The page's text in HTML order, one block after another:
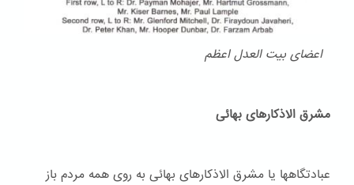
اعضای بیت العدل اعظم
مشرق الاذکارهای بهائی
عبادتگاهها یا مشرق الاذکارهای بهائی به روی همه مردم باز